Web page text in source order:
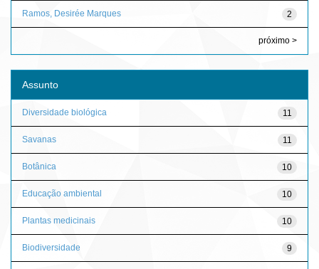
2
Ramos, Desirée Marques
próximo >
Assunto
11
Diversidade biológica
11
Savanas
10
Botânica
10
Educação ambiental
10
Plantas medicinais
9
Biodiversidade